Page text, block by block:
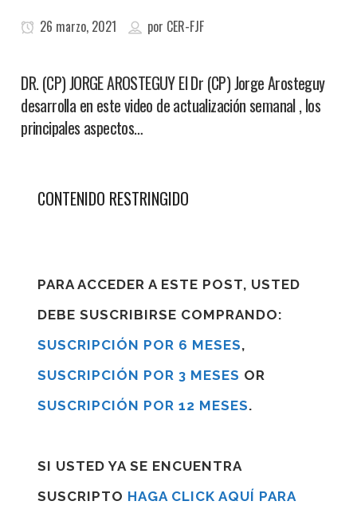
26 marzo, 2021 por CER-FJF
DR. (CP) JORGE AROSTEGUY El Dr (CP) Jorge Arosteguy
desarrolla en este video de actualización semanal , los
principales aspectos…
CONTENIDO RESTRINGIDO
PARA ACCEDER A ESTE POST, USTED
DEBE SUSCRIBIRSE COMPRANDO:
SUSCRIPCIÓN POR 6 MESES,
SUSCRIPCIÓN POR 3 MESES OR
SUSCRIPCIÓN POR 12 MESES.
SI USTED YA SE ENCUENTRA
SUSCRIPTO HAGA CLICK AQUÍ PARA